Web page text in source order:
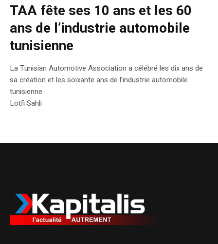
TAA fête ses 10 ans et les 60
ans de l’industrie automobile
tunisienne
La Tunisian Automotive Association a célébré les dix ans de
sa création et les soixante ans de l’industrie automobile
tunisienne.
Lotfi Sahli